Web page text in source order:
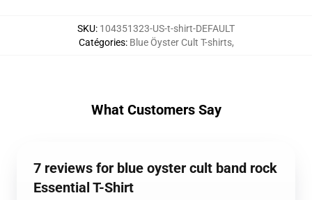
SKU: 104351323-US-t-shirt-DEFAULT
Catégories: Blue Öyster Cult T-shirts,
What Customers Say
7 reviews for blue oyster cult band rock
Essential T-Shirt